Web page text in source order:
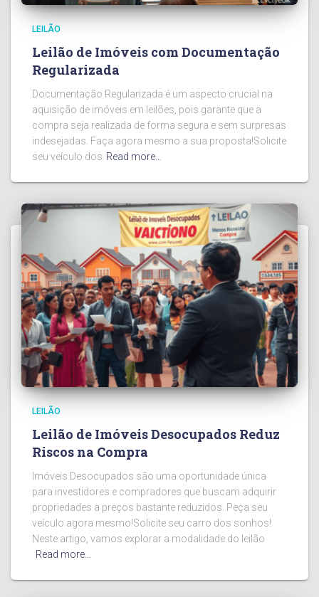
LEILÃO
Leilão de Imóveis com Documentação
Regularizada
Documentação Regularizada é um aspecto crucial na
aquisição de imóveis em leilões, pois garante que a
compra seja realizada de forma segura e sem surpresas
indesejadas. Faça agora mesmo a sua proposta!Solicite
seu veículo dos Read more…
LEILÃO
Leilão de Imóveis Desocupados Reduz
Riscos na Compra
Imóveis Desocupados são uma oportunidade única
para investidores e compradores que buscam adquirir
propriedades a preços bastante reduzidos. Peça seu
veículo agora mesmo!Solicite seu carro dos sonhos!
Neste artigo, vamos explorar a modalidade do leilão
Read more…